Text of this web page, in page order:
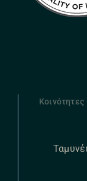
Κοινότητες